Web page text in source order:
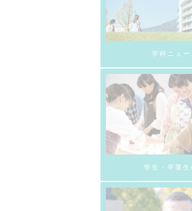
学科ニュー
学生・卒業生